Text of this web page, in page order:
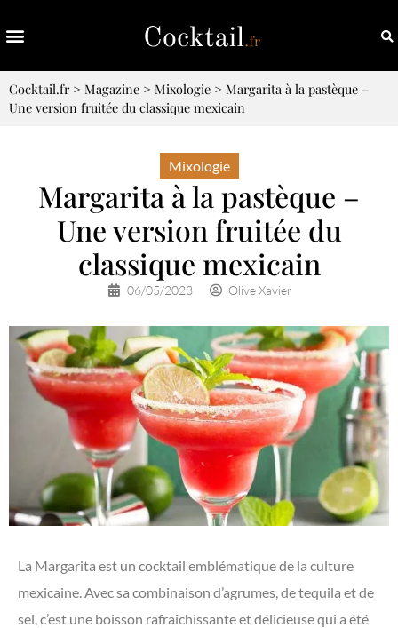
Cocktail.fr> Magazine > Mixologie > Margarita à la pastèque –
Une version fruitée du classique mexicain
Mixologie
Margarita à la pastèque –
Une version fruitée du
classique mexicain
06/05/2023 Olive Xavier
La Margarita est un cocktail emblématique de la culture
mexicaine. Avec sa combinaison d’agrumes, de tequila et de
sel, c’est une boisson rafraîchissante et délicieuse qui a été